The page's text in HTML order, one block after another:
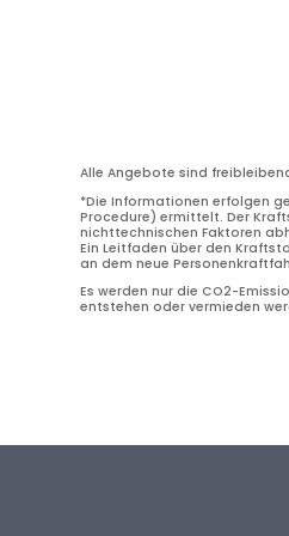
Alle Angebote sind
*Die Informationen erfolgen
Procedure) ermittelt. Der
nichttechnischen Faktoren
Ein Leitfaden über den
an dem neue
Es werden nur die CO2-
entstehen oder vermieden